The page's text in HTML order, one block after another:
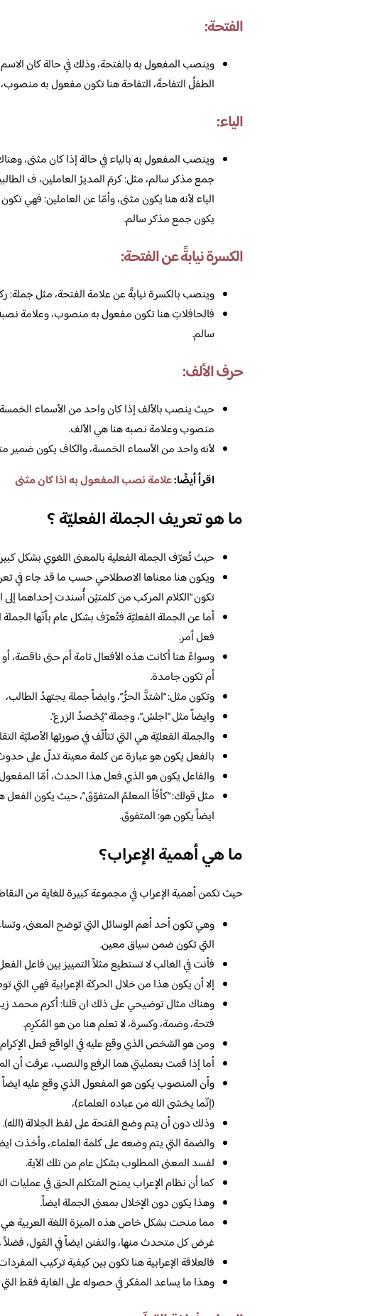
الفتحة:
وينصب المفعول به بالفتحة، وذلك في حالة كان
الطفلُ التفاحةَ، التفاحة هنا تكون مفعول به
الياء:
وينصب المفعول به بالياء في حالة إذا كان مثنى،
جمع مذكر سالم، مثل: كرمَ المديرُ العاملين، ف
الياء لأنه هنا يكون مثنى، وأمّا عن العاملين: فهي
يكون جمع مذكر سالم.
الكسرة نيابةً عن الفتحة:
وينصب بالكسرة نيابةً عن علامة الفتحة، مثل جملة:
فالحافلاتِ هنا تكون مفعول به منصوب، وعلامة
سالم.
حرف الألف:
حيث ينصب بالألف إذا كان واحد من الأسماء
منصوب وعلامة نصبه هنا هي الألف.
لأنه واحد من الأسماء الخمسة، والكاف يكون ضمير
اقرأ أيضًا:علامة نصب المفعول به اذا كان مثنى
ما هو تعريف الجملة الفعليّة ؟
حيث تُعرّف الجملة الفعلية بالمعنى اللغوي بشكل
ويكون هنا معناها الاصطلاحي حسب ما قد جاء في
تكون “الكلام المركب من كلمتيْن أُسندت إحداهما إلى
أما عن الجملة الفعليّة فتُعرّف بشكل عام بأنّها
فعل أمر.
وسواءً هنا أكانت هذه الأفعال تامة أم حتى ناقصة،
أم تكون جامدة.
وتكون مثل: “اشتدَّ الحرُّ”، وايضاً جملة يجتهدُ الطالب،
وايضاً مثل “اجلسْ”، وجملة “يُحْصدُ الزرع”.
والجملة الفعليّة هي التي تتألّف في صورتها الأصليّة
بالفعل يكون هو عبارة عن كلمة معينة تدلّ على
والفاعل يكون هو الذي فعل هذا الحدث، أمّا
مثل قولك: “كأفَأ المعلمُ المتفوّقَ”، حيث يكون الفعل
ايضاً يكون هو: المتفوقَ.
ما هي أهمية الإعراب؟
حيث تكمن أهمية الإعراب في مجموعة كبيرة للغاية من
وهي تكون أحد أهم الوسائل التي توضح المعنى،
التي تكون ضمن سياق معين.
فأنت في الغالب لا تستطيع مثلاً التمييز بين فاعل
إلا أن يكون هذا من خلال الحركة الإعرابية فهي التي
وهناك مثال توضيحي على ذلك ان قلنا: أكرم محمد
فتحة، وضمة، وكسرة، لا تعلم هنا من هو المُكرِم.
ومن هو الشخص الذي وقع عليه في الواقع فعل
أما إذا قمت بعمليتي هما الرفع والنصب، عرفت أن
وأن المنصوب يكون هو المفعول الذي وقع عليه ايضاً
(إنّما يخشى الله من عباده العلماء)،
وذلك دون أن يتم وضع الفتحة على لفظ الجلالة (الله).
والضمة التي يتم وضعه على كلمة العلماء، وأخذت
لفسد المعنى المطلوب بشكل عام من تلك الآية.
كما أن نظام الإعراب يمنح المتكلم الحق في عمليات
وهذا يكون دون الإخلال بمعنى الجملة ايضاً.
مما منحت بشكل خاص هذه الميزة اللغة العربية
غرض كل متحدث منها، والتفنن ايضاً في القول، فضلاً
فالعلاقة الإعرابية هنا تكون بين كيفية تركيب
وهذا ما يساعد المفكر في حصوله على الغاية فقط التي